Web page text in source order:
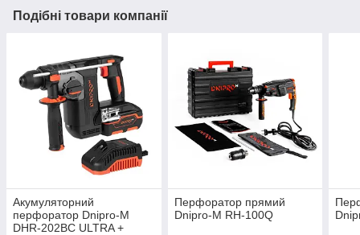
Подібні товари компанії
Акумуляторний
перфоратор Dnipro-M
DHR-202BC ULTRA +
Перфоратор прямий
Dnipro-M RH-100Q